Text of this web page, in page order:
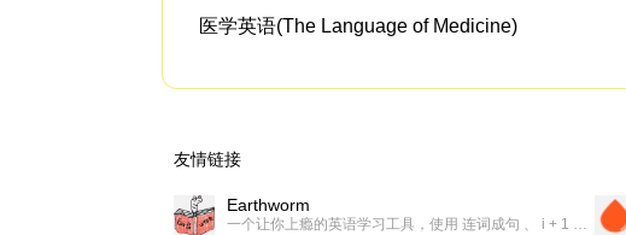
医学英语(The Language of Medicine)
友情链接
Earthworm
一个让你上瘾的英语学习工具，使用 连词成句 、 i + 1 、 以终为始等学习理论来帮助你习得英语，通过不断的重复形成肌肉记忆，最重要的是 游戏化 的形式让学习英语从此不再痛苦